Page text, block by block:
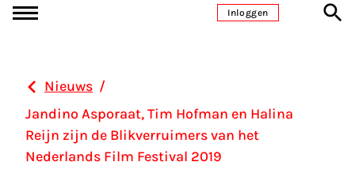
Ga naar inhoudInloggen
Nieuws /
Jandino Asporaat, Tim Hofman en Halina
Reijn zijn de Blikverruimers van het
Nederlands Film Festival 2019